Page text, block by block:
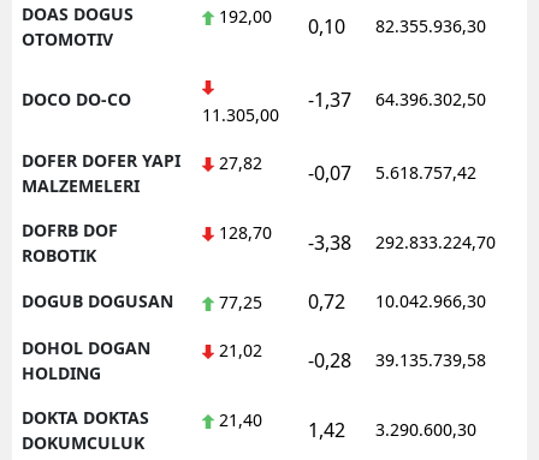
DOAS DOGUS
OTOMOTIV
192,00 0,10 82.355.936,30
DOCO DO-CO
11.305,00
-1,37 64.396.302,50
DOFER DOFER YAPI
MALZEMELERI
27,82 -0,07 5.618.757,42
DOFRB DOF
ROBOTIK
128,70 -3,38 292.833.224,70
DOGUB DOGUSAN 77,25 0,72 10.042.966,30
DOHOL DOGAN
HOLDING
21,02 -0,28 39.135.739,58
DOKTA DOKTAS
DOKUMCULUK
21,40 1,42 3.290.600,30